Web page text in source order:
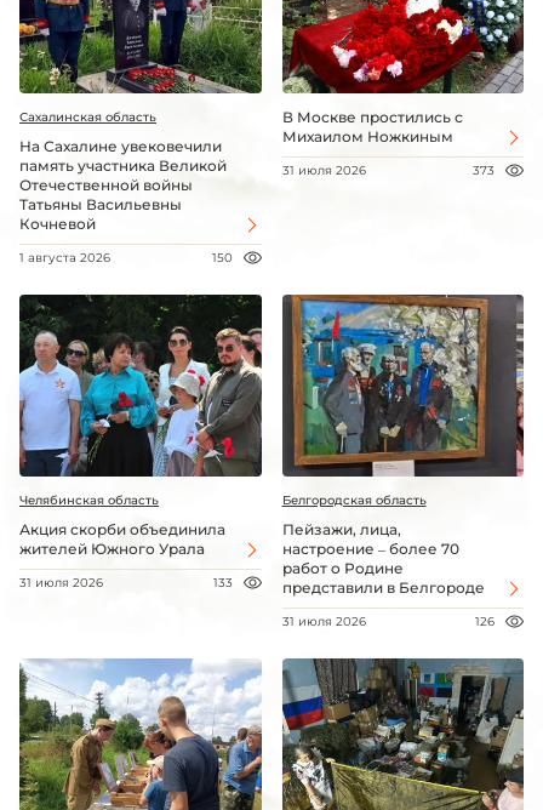
Сахалинская область
На Сахалине увековечили
память участника Великой
Отечественной войны
Татьяны Васильевны
Кочневой
1 августа 2026 150
В Москве простились с
Михаилом Ножкиным
31 июля 2026 373
Челябинская область
Акция скорби объединила
жителей Южного Урала
31 июля 2026 133
Белгородская область
Пейзажи, лица,
настроение – более 70
работ о Родине
представили в Белгороде
31 июля 2026 126